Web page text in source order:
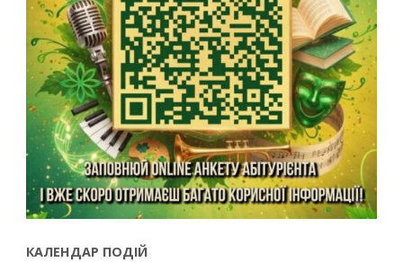
КАЛЕНДАР ПОДІЙ